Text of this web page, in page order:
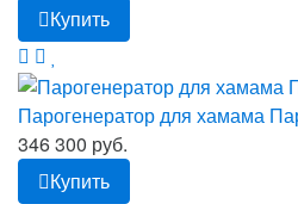
Купить
Парогенератор для хамама
346 300 руб.
Купить